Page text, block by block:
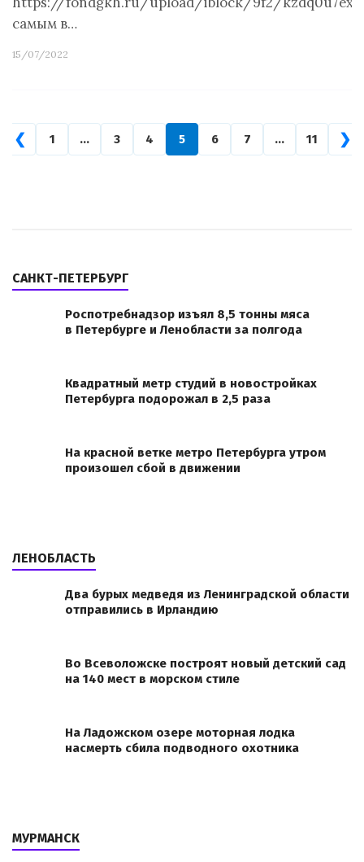
самым в…
15/07/2022
❮ 1 … 3 4 5 6 7 … 11 ❯
САНКТ-ПЕТЕРБУРГ
Роспотребнадзор изъял 8,5 тонны мяса
в Петербурге и Ленобласти за полгода
Квадратный метр студий в новостройках
Петербурга подорожал в 2,5 раза
На красной ветке метро Петербурга утром
произошел сбой в движении
ЛЕНОБЛАСТЬ
Два бурых медведя из Ленинградской области
отправились в Ирландию
Во Всеволожске построят новый детский сад
на 140 мест в морском стиле
На Ладожском озере моторная лодка
насмерть сбила подводного охотника
МУРМАНСК